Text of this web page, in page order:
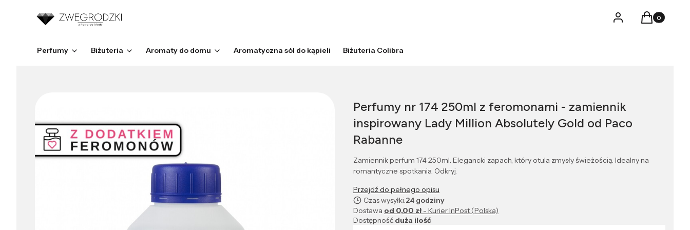
LogowanieProdukty w
Koszyk
Perfumy Biżuteria Aromaty do domu Aromatyczna sól do kąpieli Biżuteria Colibra
Perfumy nr 174 250ml z feromonami - zamiennik
inspirowany Lady Million Absolutely Gold od Paco
Rabanne
Zamiennik perfum 174 250ml. Elegancki zapach, który otula zmysły świeżością. Idealny na
romantyczne spotkania. Odkryj.
Przejdź do pełnego opisu
Czas wysyłki:24 godziny
Dostawa od 0,00 zł- Kurier InPost (Polska)
Dostępność:duża ilość